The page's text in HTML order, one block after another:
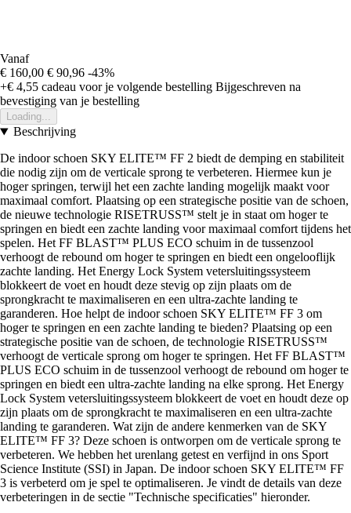
Vanaf
€ 160,00 € 90,96 -43%
+€ 4,55 cadeau voor je volgende bestelling Bijgeschreven na
bevestiging van je bestelling
Loading...
Beschrijving
De indoor schoen SKY ELITE™ FF 2 biedt de demping en stabiliteit
die nodig zijn om de verticale sprong te verbeteren. Hiermee kun je
hoger springen, terwijl het een zachte landing mogelijk maakt voor
maximaal comfort. Plaatsing op een strategische positie van de schoen,
de nieuwe technologie RISETRUSS™ stelt je in staat om hoger te
springen en biedt een zachte landing voor maximaal comfort tijdens het
spelen. Het FF BLAST™ PLUS ECO schuim in de tussenzool
verhoogt de rebound om hoger te springen en biedt een ongelooflijk
zachte landing. Het Energy Lock System vetersluitingssysteem
blokkeert de voet en houdt deze stevig op zijn plaats om de
sprongkracht te maximaliseren en een ultra-zachte landing te
garanderen. Hoe helpt de indoor schoen SKY ELITE™ FF 3 om
hoger te springen en een zachte landing te bieden? Plaatsing op een
strategische positie van de schoen, de technologie RISETRUSS™
verhoogt de verticale sprong om hoger te springen. Het FF BLAST™
PLUS ECO schuim in de tussenzool verhoogt de rebound om hoger te
springen en biedt een ultra-zachte landing na elke sprong. Het Energy
Lock System vetersluitingssysteem blokkeert de voet en houdt deze op
zijn plaats om de sprongkracht te maximaliseren en een ultra-zachte
landing te garanderen. Wat zijn de andere kenmerken van de SKY
ELITE™ FF 3? Deze schoen is ontworpen om de verticale sprong te
verbeteren. We hebben het urenlang getest en verfijnd in ons Sport
Science Institute (SSI) in Japan. De indoor schoen SKY ELITE™ FF
3 is verbeterd om je spel te optimaliseren. Je vindt de details van deze
verbeteringen in de sectie "Technische specificaties" hieronder.